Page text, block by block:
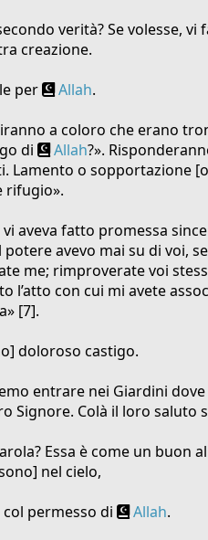
verità? Se volesse, vi
creazione.
per
Allah.
a coloro che erano
di
Allah?».
Lamento o sopportazione
rifugio».
vi aveva fatto promessa
avevo mai su di voi,
me; rimproverate voi
l’atto con cui mi avete
[7].
doloroso castigo.
entrare nei Giardini
Colà il loro saluto
Essa è come un buon
nel cielo,
permesso di
Allah.